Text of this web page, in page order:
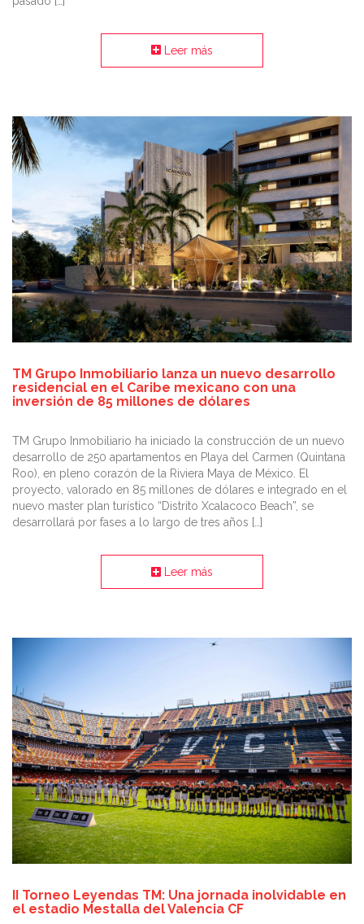
Leer más
TM Grupo Inmobiliario lanza un nuevo desarrollo
residencial en el Caribe mexicano con una
inversión de 85 millones de dólares
TM Grupo Inmobiliario ha iniciado la construcción de un nuevo
desarrollo de 250 apartamentos en Playa del Carmen (Quintana
Roo), en pleno corazón de la Riviera Maya de México. El
proyecto, valorado en 85 millones de dólares e integrado en el
nuevo master plan turístico “Distrito Xcalacoco Beach”, se
desarrollará por fases a lo largo de tres años […]
Leer más
II Torneo Leyendas TM: Una jornada inolvidable en
el estadio Mestalla del Valencia CF